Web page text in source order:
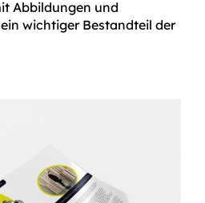
Abbildungen und
wichtiger Bestandteil der